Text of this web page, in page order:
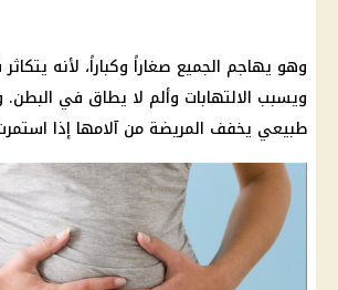
وهو يهاجم الجميع صغاراً وكباراً، لأنه
ويسبب الالتهابات وألم لا يطاق في البطن.
طبيعي يخفف المريضة من آلامها إذا